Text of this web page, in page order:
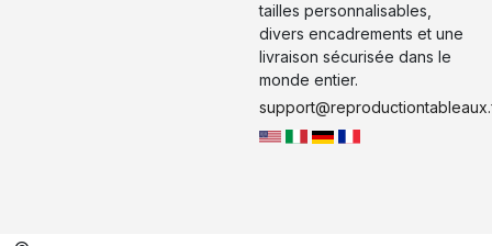
tailles personnalisables,
divers encadrements et une
livraison sécurisée dans le
monde entier.